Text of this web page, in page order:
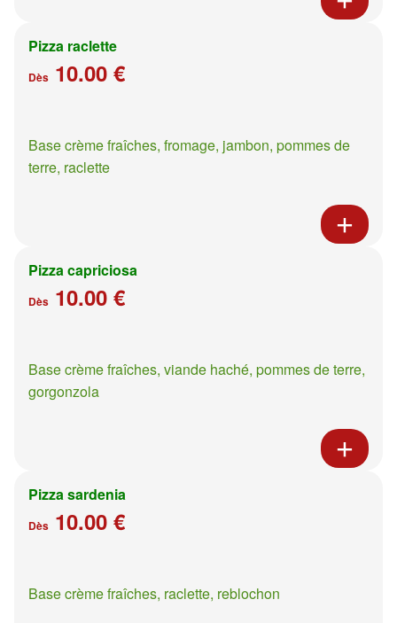
Pizza raclette
Dès 10.00 €
Base crème fraîches, fromage, jambon, pommes de
terre, raclette
Pizza capriciosa
Dès 10.00 €
Base crème fraîches, viande haché, pommes de terre,
gorgonzola
Pizza sardenia
Dès 10.00 €
Base crème fraîches, raclette, reblochon